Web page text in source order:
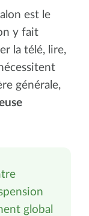
est le
y fait
la télé, lire,
générale,
global